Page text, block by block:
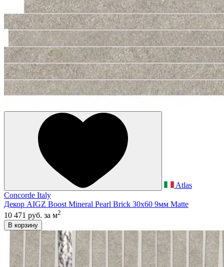
Atlas
Concorde Italy
Декор AIGZ Boost Mineral Pearl Brick 30x60 9мм Matte
10 471 руб. за м2
В корзину